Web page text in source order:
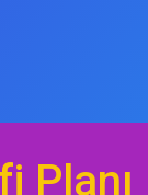
Planı